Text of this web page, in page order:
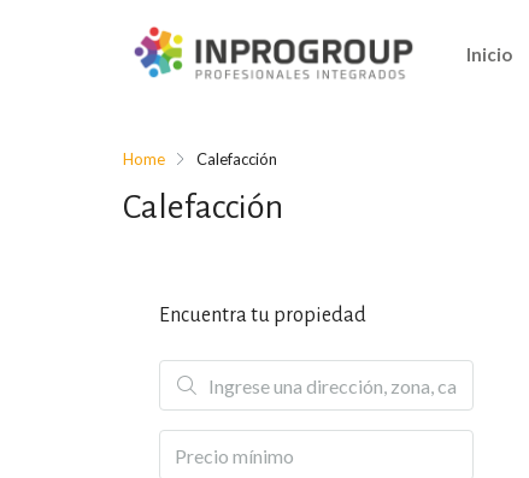
Inicio
Home Calefacción
Calefacción
Encuentra tu propiedad